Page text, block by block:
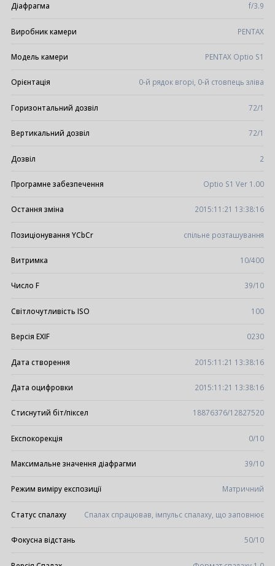
Діафрагма f/3.9
Виробник камери PENTAX
Модель камери PENTAX Optio S1
Орієнтація 0-й рядок вгорі, 0-й стовпець зліва
Горизонтальний дозвіл 72/1
Вертикальний дозвіл 72/1
Дозвіл 2
Програмне забезпечення Optio S1 Ver 1.00
Остання зміна 2015:11:21 13:38:16
Позиціонування YCbCr спільне розташування
Витримка 10/400
Число F 39/10
Світлочутливість ISO 100
Версія EXIF 0230
Дата створення 2015:11:21 13:38:16
Дата оцифровки 2015:11:21 13:38:16
Стиснутий біт/піксел 18876376/12827520
Експокорекція 0/10
Максимальне значення діафрагми 39/10
Режим виміру експозиції Матричний
Статус спалаху Спалах спрацював, імпульс спалаху, що заповнює
Фокусна відстань 50/10